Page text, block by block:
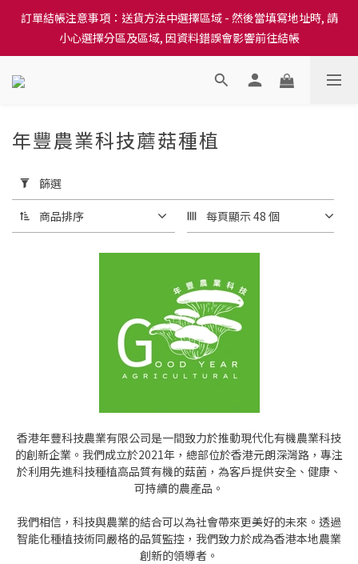
訂單結帳注意事項：送貨方法中選擇區域 - 然後當填寫地址時, 請
小心選擇分區及區域, 因資料錯誤會影響前往結帳
訂單結帳注意事項：送貨方法中選擇區域 - 然後當填寫地址時, 請
小心選擇分區及區域, 因資料錯誤會影響前往結帳
隆重推出本地培育田香雞、金棠雞、粵皇鷄及平原雞等，想食靚雞
訂單結帳注意事項：送貨方法中選擇區域 - 然後當填寫地址時, 請
小心選擇分區及區域, 因資料錯誤會影響前往結帳
用
篩
選
年豐農業科技蘑菇種植
篩選
商品排序 每頁顯示 48 個
香港年豐科技農業有限公司是一間致力於推動現代化有機農業科技
的創新企業。我們成立於2021年，總部位於香港元朗深灣路，專注
於利用先進科技種植高品質有機的菇菌，為客戶提供安全、健康、
可持續的農產品。
我們相信，科技與農業的結合可以為社會帶來更美好的未來。透過
智能化種植技術同嚴格的品質監控，我們致力於成為香港本地農業
創新的領導者。